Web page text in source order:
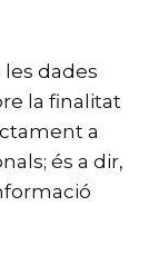
dades
la finalitat
a
és a dir,